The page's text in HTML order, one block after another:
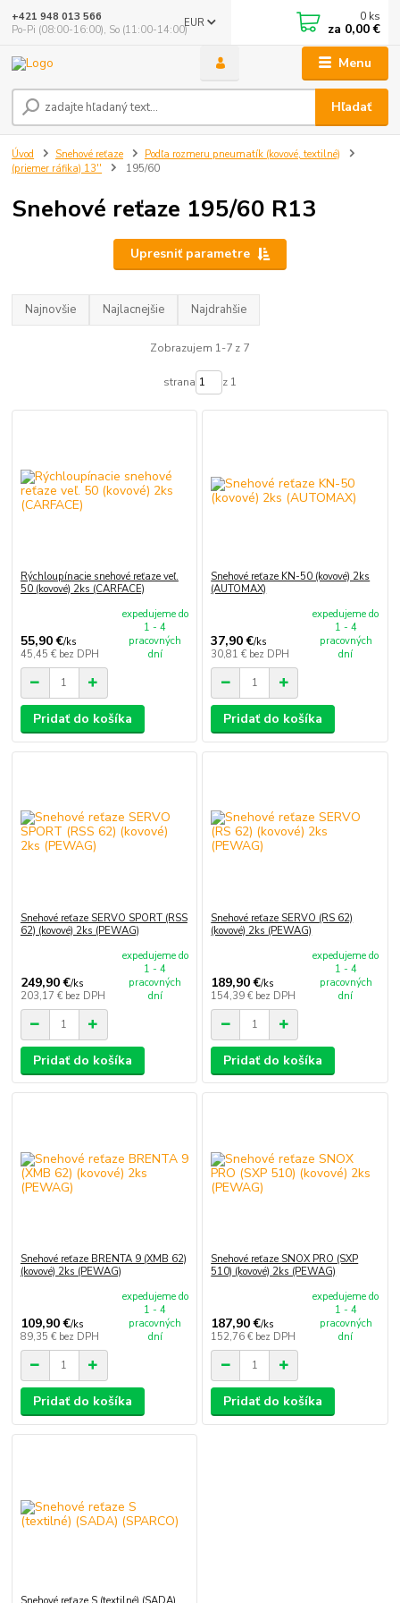
Menu
EUR
Hľadať
+421 948 013 566
Po-Pi (08:00-16:00), So (11:00-14:00)
0 ks
za 0,00 €
Úvod Snehové reťaze
Podľa rozmeru pneumatík (kovové, textilné)
(priemer ráfika) 13''
195/60
Snehové reťaze 195/60 R13
Upresniť parametre
Najnovšie Najlacnejšie Najdrahšie
Zobrazujem 1-7 z 7
strana z 1
Rýchloupínacie snehové reťaze veľ.
50 (kovové) 2ks (CARFACE)
55,90 €/ks
45,45 € bez DPH
expedujeme do
1 - 4
pracovných
dní
Pridať do košíka
Snehové reťaze KN-50 (kovové) 2ks
(AUTOMAX)
37,90 €/ks
30,81 € bez DPH
expedujeme do
1 - 4
pracovných
dní
Pridať do košíka
Snehové reťaze SERVO SPORT (RSS
62) (kovové) 2ks (PEWAG)
249,90 €/ks
203,17 € bez DPH
expedujeme do
1 - 4
pracovných
dní
Pridať do košíka
Snehové reťaze SERVO (RS 62)
(kovové) 2ks (PEWAG)
189,90 €/ks
154,39 € bez DPH
expedujeme do
1 - 4
pracovných
dní
Pridať do košíka
Snehové reťaze BRENTA 9 (XMB 62)
(kovové) 2ks (PEWAG)
109,90 €/ks
89,35 € bez DPH
expedujeme do
1 - 4
pracovných
dní
Pridať do košíka
Snehové reťaze SNOX PRO (SXP
510) (kovové) 2ks (PEWAG)
187,90 €/ks
152,76 € bez DPH
expedujeme do
1 - 4
pracovných
dní
Pridať do košíka
Snehové reťaze S (textilné) (SADA)